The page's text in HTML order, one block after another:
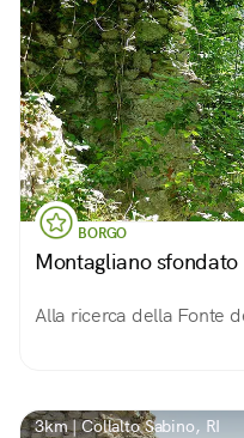
BORGO
Montagliano sfondato
Alla ricerca della Fonte
3km | Collalto Sabino, RI